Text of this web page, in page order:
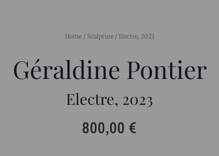
Home/ Sculpture/ Electre, 2023
Géraldine Pontier
Electre, 2023
800,00€